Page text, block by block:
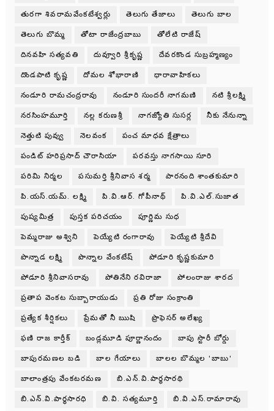
తురగా శివరామవేంకటేశ్వర్లు తెలుగు తేజాలు తెలుగు బాల
తెలుగు బొమ్మ తోటా రాజేంద్రబాబు తోలేటి రాజేష్
దినవహి సత్యవతి దువ్వూరి శ్రీకృష్ణ దేవరకొండ సుబ్రహ్మణ్యం
దొండపాటి కృష్ణ దోమల శోభారాణి ధారావాహికలు
నండూరి రామచంద్రరావు నండూరి సుందరీ నాగమణి నటి శ్రీలక్ష్మి
నరసింహమూర్తి నల్ల కరుణశ్రీ నాగజ్యోతి సుసర్ల నీకు నేనున్నా
నెత్తుటి పువ్వు నెలవంక పంచ మాధవ క్షేత్రాలు
పండిట్ హరిప్రసాద్ చౌరాసియా పరవస్తు నాగసాయి సూరి
పరిమి నిర్మల పసుమర్తి శ్రీనివాస శర్మ పారనంది శాంతకుమారి
పి.యస్.యమ్. లక్ష్మి పి.వి.ఆర్. గోపీనాథ్ పి.వి.ఎల్.సుజాత
పుష్యమిత్ర పుస్తక పరిచయం పూర్ణిమ సుధ
పెమ్మరాజు అశ్విని పెయ్యేటి రంగారావు పెయ్యేటి శ్రీదేవి
పొన్నాడ లక్ష్మి పొన్నాల వేంకటేష్ పోడూరి కృష్ణకుమారి
పోడూరి శ్రీనివాసరావు పోతినేని రవిరాజా పోలంరాజు శారద
ప్రతాప వెంకట సుబ్బారాయుడు ప్రతి రోజు సంక్రాంతి
ప్రత్యేక శీర్షికలు ప్రేమతో నీ ఋషి ప్రొఫెసర్ అలేఖ్య
ఫణి రాజ కార్తీక్ బండ్లమూడి పూర్ణానందం బాపు స్టొరీ బోర్డు
బాపురమణల బడి బాల గేయాలు బాలల బొమ్మల 'బాబు'
బాలాంత్రపు వేంకటరమణ బి.ఎన్.వి.పార్థసారథి
బి.ఎన్.వి.పార్ధసారధి బి.వి. సత్యమూర్తి బి.వి.ఎస్.రామారావు